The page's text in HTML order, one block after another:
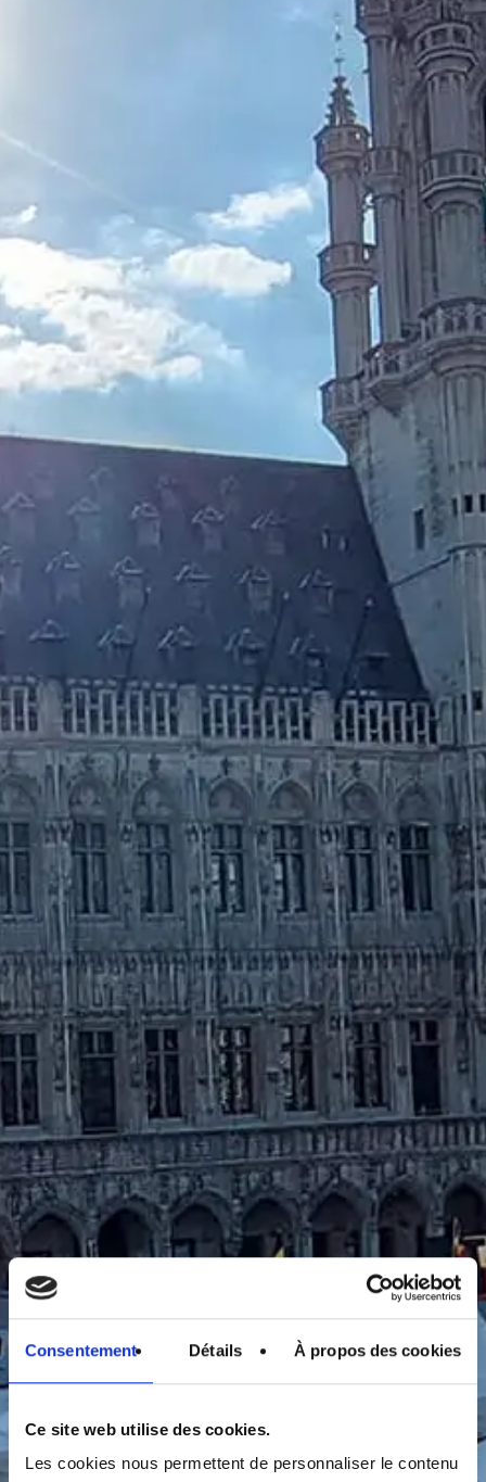
Consentement Détails À propos des cookies
Ce site web utilise des cookies.
Les cookies nous permettent de personnaliser le contenu